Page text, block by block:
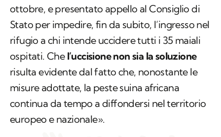
ottobre, e presentato appello al Consiglio di
Stato per impedire, fin da subito, l’ingresso nel
rifugio a chi intende uccidere tutti i 35 maiali
ospitati. Che l’uccisione non sia la soluzione
risulta evidente dal fatto che, nonostante le
misure adottate, la peste suina africana
continua da tempo a diffondersi nel territorio
europeo e nazionale».